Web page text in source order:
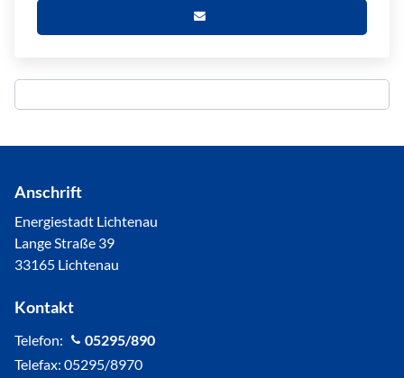
Anschrift
Energiestadt Lichtenau
Lange Straße 39
33165 Lichtenau
Kontakt
Telefon:
05295/890
Telefax: 05295/8970